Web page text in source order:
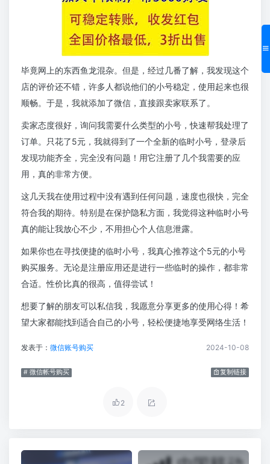
毕竟网上的东西鱼龙混杂。但是，经过几番了解，我发现这个
店的评价还不错，许多人都说他们的小号稳定，使用起来也很
顺畅。于是，我就添加了微信，直接跟卖家联系了。
卖家态度很好，询问我需要什么类型的小号，快速帮我处理了
订单。只花了5元，我就得到了一个全新的临时小号，登录后
发现功能齐全，完全没有问题！用它注册了几个我需要的应
用，真的非常方便。
这几天我在使用过程中没有遇到任何问题，速度也很快，完全
符合我的期待。特别是在保护隐私方面，我觉得这种临时小号
真的能让我放心不少，不用担心个人信息泄露。
如果你也在寻找便捷的临时小号，我真心推荐这个5元的小号
购买服务。无论是注册应用还是进行一些临时的操作，都非常
合适。性价比真的很高，值得尝试！
想要了解的朋友可以私信我，我愿意分享更多的使用心得！希
望大家都能找到适合自己的小号，轻松便捷地享受网络生活！
发表于： 微信账号购买 2024-10-08
# 微信帐号购买 复制链接
2